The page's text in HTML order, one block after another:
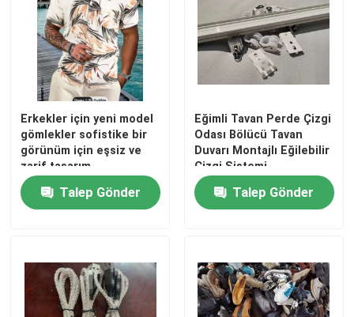
Ev
Ürünler
Hakkımızda
Erkekler için yeni model
gömlekler sofistike bir
görünüm için eşsiz ve
zarif tasarım
Talep Gönder
Eğimli Tavan Perde Çizgi
Odası Bölücü Tavan
Duvarı Montajlı Eğilebilir
Çizgi Sistemi
Talep Gönder